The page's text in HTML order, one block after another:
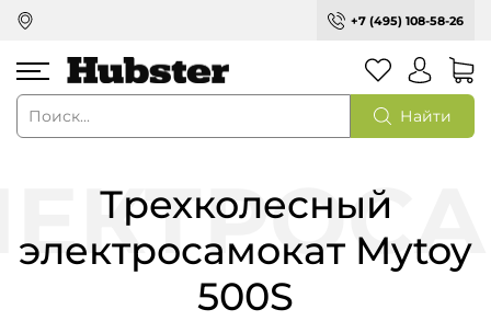
+7 (495) 108-58-26
Найти
Трехколесный
электросамокат Mytoy
500S